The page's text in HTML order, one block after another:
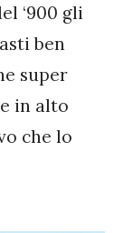
‘900 gli
ben
super
in alto
che lo